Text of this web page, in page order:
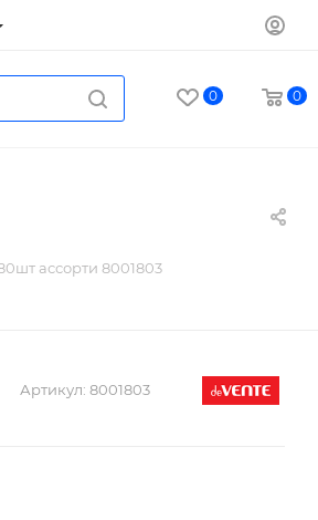
0 0
ассорти 8001803
Артикул: 8001803